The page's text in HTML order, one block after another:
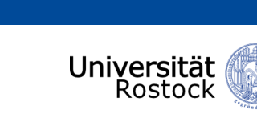
Browsen
direkt zum Inhalt